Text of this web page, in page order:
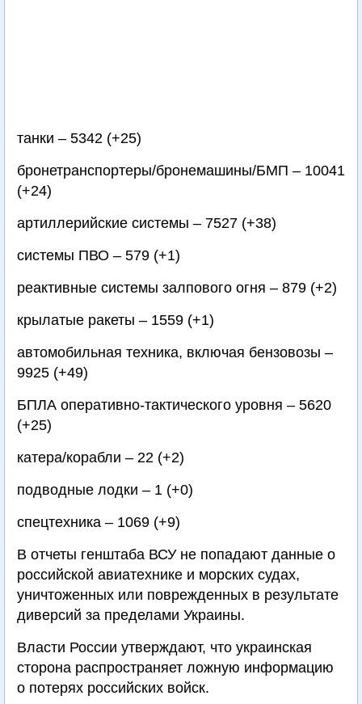
танки – 5342 (+25)
бронетранспортеры/бронемашины/БМП – 10041
(+24)
артиллерийские системы – 7527 (+38)
системы ПВО – 579 (+1)
реактивные системы залпового огня – 879 (+2)
крылатые ракеты – 1559 (+1)
автомобильная техника, включая бензовозы –
9925 (+49)
БПЛА оперативно-тактического уровня – 5620
(+25)
катера/корабли – 22 (+2)
подводные лодки – 1 (+0)
спецтехника – 1069 (+9)
В отчеты генштаба ВСУ не попадают данные о
российской авиатехнике и морских судах,
уничтоженных или поврежденных в результате
диверсий за пределами Украины.
Власти России утверждают, что украинская
сторона распространяет ложную информацию
о потерях российских войск.